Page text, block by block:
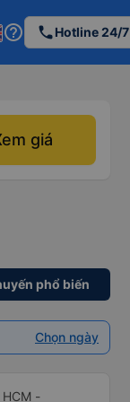
help_outline phoneHotline 24/7
giá
phổ biến
Chọn ngày
-